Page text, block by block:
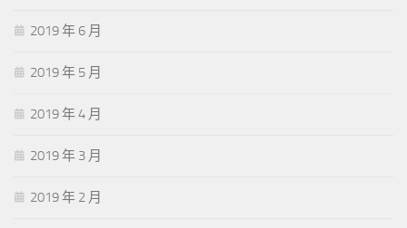
2019 年 6 月
2019 年 5 月
2019 年 4 月
2019 年 3 月
2019 年 2 月